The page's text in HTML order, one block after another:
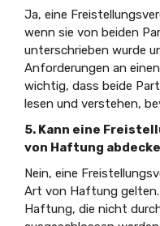
Ja, eine
wenn sie von beiden
unterschrieben wurde
Anforderungen an
wichtig, dass beide
lesen und verstehen,
5. Kann eine
von Haftung
Nein, eine
Art von Haftung
Haftung, die nicht